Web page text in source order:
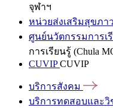
จุฬาฯ
หน่วยส่งเสริมสุขภา
ศูนย์นวัตกรรมการเ
การเรียนรู้ (Chula
CUVIPCUVIP
บริการสังคม
บริการทดสอบและวิ